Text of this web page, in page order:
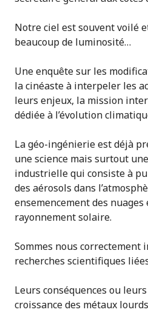
Notre ciel est souvent voilé
beaucoup de luminosité…
Une enquête sur les
la cinéaste à interpeler les
leurs enjeux, la mission
dédiée à l’évolution
La géo-ingénierie est déjà
une science mais surtout
industrielle qui consiste à
des aérosols dans
ensemencement des
rayonnement solaire.
Sommes nous correctement
recherches scientifiques
Leurs conséquences ou
croissance des métaux